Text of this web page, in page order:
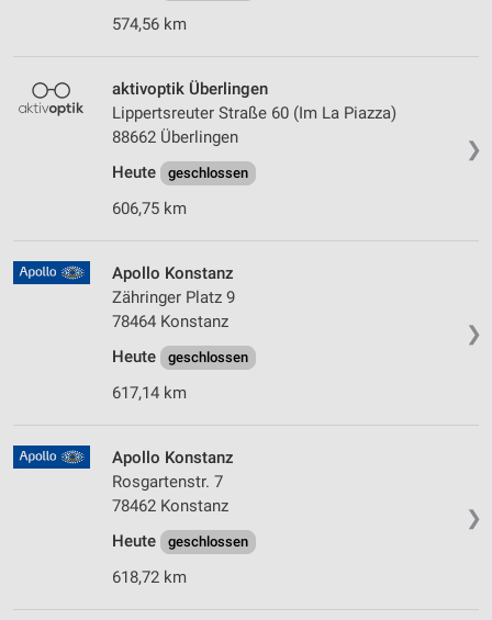
574,56 km
❯
aktivoptik Überlingen
Lippertsreuter Straße 60 (Im La Piazza)
88662 Überlingen
Heute
geschlossen
606,75 km
❯
Apollo Konstanz
Zähringer Platz 9
78464 Konstanz
Heute
geschlossen
617,14 km
❯
Apollo Konstanz
Rosgartenstr. 7
78462 Konstanz
Heute
geschlossen
618,72 km